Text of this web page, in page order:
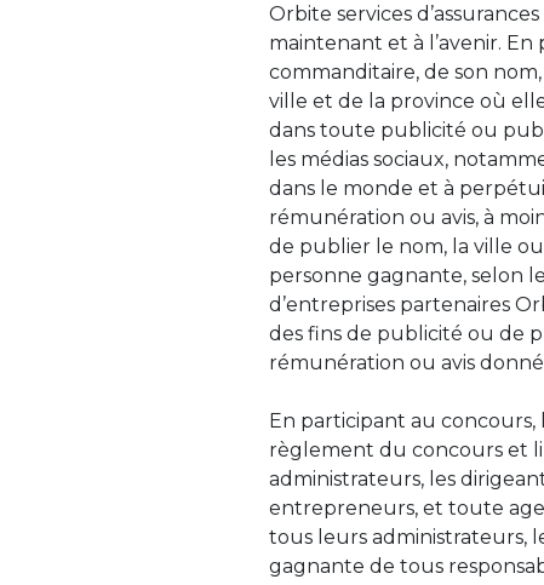
Orbite services
maintenant et à l’avenir.
commanditaire, de son
ville et de la province où
dans toute publicité ou
les médias sociaux,
dans le monde et à
rémunération ou avis, à
de publier le nom, la ville
personne gagnante, selon
d’entreprises partenaires
des fins de publicité ou de
rémunération ou avis
En participant au
règlement du concours et
administrateurs, les
entrepreneurs, et toute
tous leurs administrateurs,
gagnante de tous